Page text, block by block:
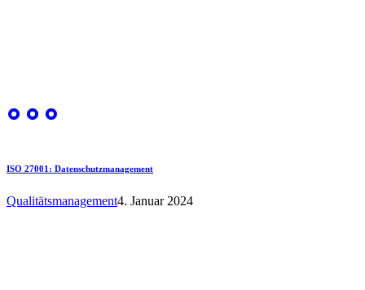
ISO 27001: Datenschutzmanagement
Qualitätsmanagement4. Januar 2024